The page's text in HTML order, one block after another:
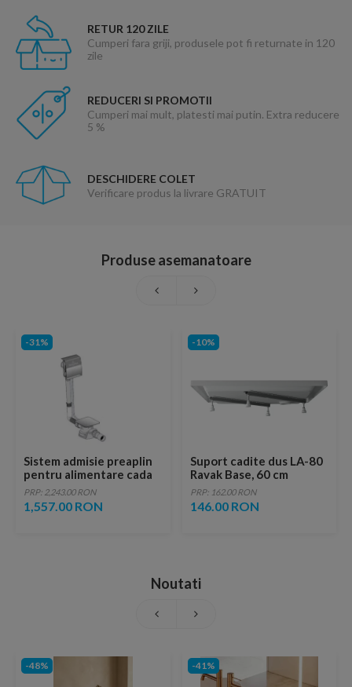
RETUR 120 ZILE
Cumperi fara griji, produsele pot fi returnate in 120
zile
REDUCERI SI PROMOTII
Cumperi mai mult, platesti mai putin. Extra reducere
5 %
DESCHIDERE COLET
Verificare produs la livrare GRATUIT
Produse asemanatoare
-31%
Sistem admisie preaplin
pentru alimentare cada
Villeroy&Boch
PRP: 2,243.00 RON
1,557.00 RON
-10%
Suport cadite dus LA-80
Ravak Base, 60 cm
PRP: 162.00 RON
146.00 RON
Noutati
-48% -41%